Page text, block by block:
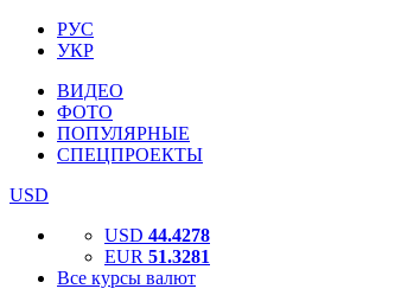
РУС
УКР
ВИДЕО
ФОТО
ПОПУЛЯРНЫЕ
СПЕЦПРОЕКТЫ
USD
USD 44.4278
EUR 51.3281
Все курсы валют